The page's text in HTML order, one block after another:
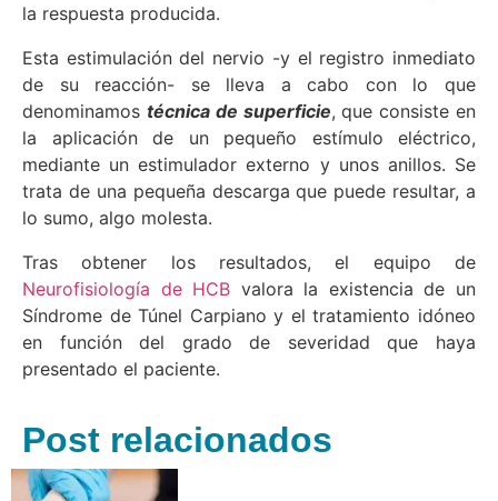
la respuesta producida.
Esta estimulación del nervio -y el registro inmediato
de su reacción- se lleva a cabo con lo que
denominamos técnica de superficie, que consiste en
la aplicación de un pequeño estímulo eléctrico,
mediante un estimulador externo y unos anillos. Se
trata de una pequeña descarga que puede resultar, a
lo sumo, algo molesta.
Tras obtener los resultados, el equipo de
Neurofisiología de HCB valora la existencia de un
Síndrome de Túnel Carpiano y el tratamiento idóneo
en función del grado de severidad que haya
presentado el paciente.
Post relacionados